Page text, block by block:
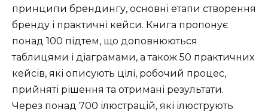
принципи брендингу, основні етапи створення
бренду і практичні кейси. Книга пропонує
понад 100 підтем, що доповнюються
таблицями і діаграмами, а також 50 практичних
кейсів, які описують цілі, робочий процес,
прийняті рішення та отримані результати.
Через понад 700 ілюстрацій, які ілюструють